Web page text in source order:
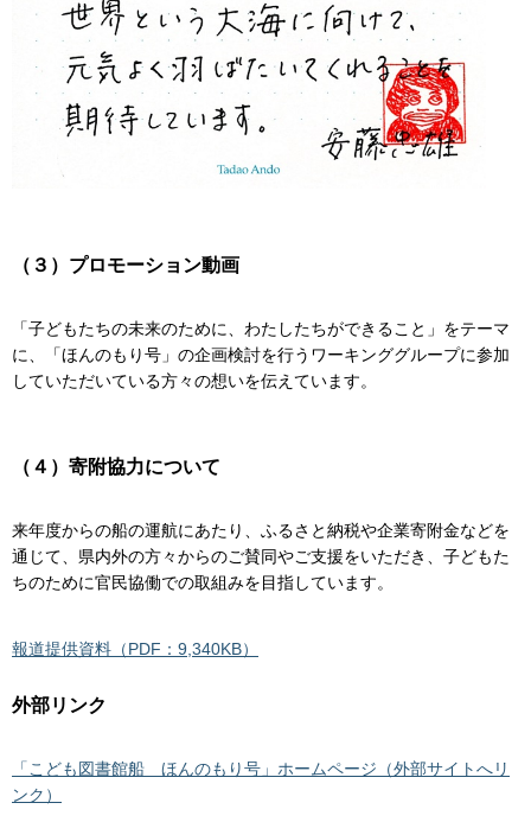
（３）プロモーション動画
「子どもたちの未来のために、わたしたちができること」をテーマ
に、「ほんのもり号」の企画検討を行うワーキンググループに参加
していただいている方々の想いを伝えています。
（４）寄附協力について
来年度からの船の運航にあたり、ふるさと納税や企業寄附金などを
通じて、県内外の方々からのご賛同やご支援をいただき、子どもた
ちのために官民協働での取組みを目指しています。
報道提供資料（PDF：9,340KB）
外部リンク
「こども図書館船 ほんのもり号」ホームページ（外部サイトへリ
ンク）